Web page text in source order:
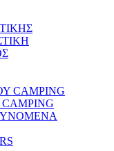
CAMPING